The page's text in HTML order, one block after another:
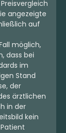
angezeigte
auf
möglich,
dass bei
im
Stand
der
ärztlichen
in der
kein